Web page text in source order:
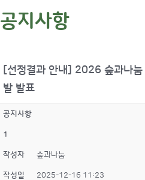
공지사항
[선정결과 안내] 2026 숲과나눔
발 발표
공지사항
1
작성자 숲과나눔
작성일 2025-12-16 11:23